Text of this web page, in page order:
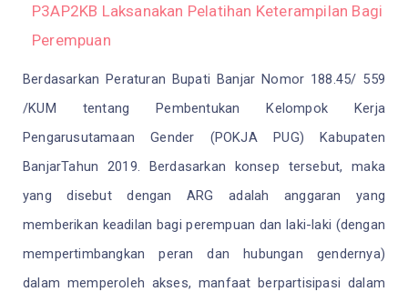
P3AP2KB Laksanakan Pelatihan Keterampilan Bagi
Perempuan
BerdasarkanPeraturan Bupati Banjar Nomor 188.45/ 559
/KUM tentang Pembentukan Kelompok Kerja
Pengarusutamaan Gender (POKJA PUG) Kabupaten
BanjarTahun 2019. Berdasarkan konsep tersebut, maka
yang disebut dengan ARG adalah anggaran yang
memberikan keadilan bagi perempuan dan laki-laki (dengan
mempertimbangkan peran dan hubungan gendernya)
dalam memperoleh akses, manfaat berpartisipasi dalam